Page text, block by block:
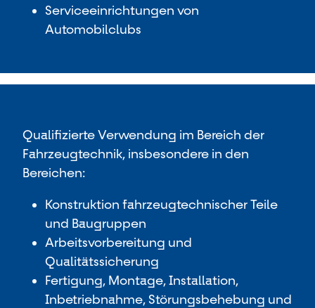
Serviceeinrichtungen von
Automobilclubs
Qualifizierte Verwendung im Bereich der
Fahrzeugtechnik, insbesondere in den
Bereichen:
Konstruktion fahrzeugtechnischer Teile
und Baugruppen
Arbeitsvorbereitung und
Qualitätssicherung
Fertigung, Montage, Installation,
Inbetriebnahme, Störungsbehebung und